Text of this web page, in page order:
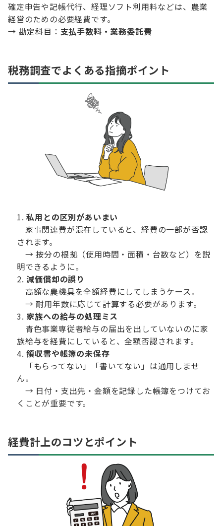
確定申告や記帳代行、経理ソフト利用料などは、農業
経営のための必要経費です。
→ 勘定科目： 支払手数料・業務委託費
税務調査でよくある指摘ポイント
私用との区別があいまい
家事関連費が混在していると、経費の一部が否認
されます。
→ 按分の根拠（使用時間・面積・台数など）を説
明できるように。
減価償却の誤り
高額な農機具を全額経費にしてしまうケース。
→ 耐用年数に応じて計算する必要があります。
家族への給与の処理ミス
青色事業専従者給与の届出を出していないのに家
族給与を経費にしていると、全額否認されます。
領収書や帳簿の未保存
「もらってない」「書いてない」は通用しませ
ん。
→ 日付・支出先・金額を記録した帳簿をつけてお
くことが重要です。
経費計上のコツとポイント